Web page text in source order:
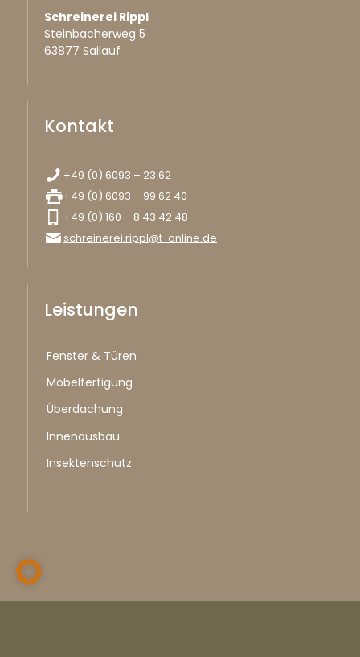
Schreinerei Rippl
Steinbacherweg 5
63877 Sailauf
Kontakt
+49 (0) 6093 – 23 62
+49 (0) 6093 – 99 62 40
+49 (0) 160 – 8 43 42 48
schreinerei.rippl@t-online.de
Leistungen
Fenster & Türen
Möbelfertigung
Überdachung
Innenausbau
Insektenschutz